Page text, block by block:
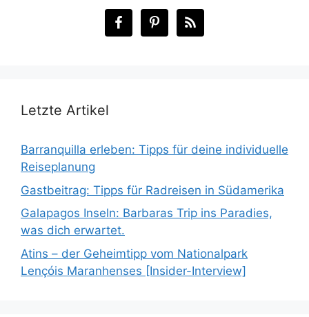
Letzte Artikel
Barranquilla erleben: Tipps für deine individuelle
Reiseplanung
Gastbeitrag: Tipps für Radreisen in Südamerika
Galapagos Inseln: Barbaras Trip ins Paradies,
was dich erwartet.
Atins – der Geheimtipp vom Nationalpark
Lençóis Maranhenses [Insider-Interview]